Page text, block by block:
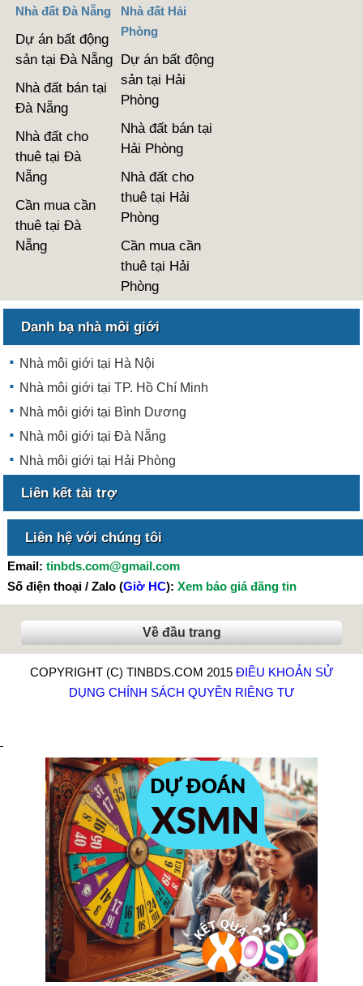
Nhà đất Đà Nẵng
Dự án bất động
sản tại Đà Nẵng
Nhà đất bán tại
Đà Nẵng
Nhà đất cho
thuê tại Đà
Nẵng
Cần mua cần
thuê tại Đà
Nẵng
Nhà đất Hải
Phòng
Dự án bất động
sản tại Hải
Phòng
Nhà đất bán tại
Hải Phòng
Nhà đất cho
thuê tại Hải
Phòng
Cần mua cần
thuê tại Hải
Phòng
Danh bạ nhà môi giới
Nhà môi giới tại Hà Nội
Nhà môi giới tại TP. Hồ Chí Minh
Nhà môi giới tại Bình Dương
Nhà môi giới tại Đà Nẵng
Nhà môi giới tại Hải Phòng
Liên kết tài trợ
Liên hệ với chúng tôi
Email: tinbds.com@gmail.com
Số điện thoại / Zalo (Giờ HC): Xem báo giá đăng tin
Về đầu trang
COPYRIGHT (C) TINBDS.COM 2015 ĐIỀU KHOẢN SỬ
DỤNG CHÍNH SÁCH QUYỀN RIÊNG TƯ